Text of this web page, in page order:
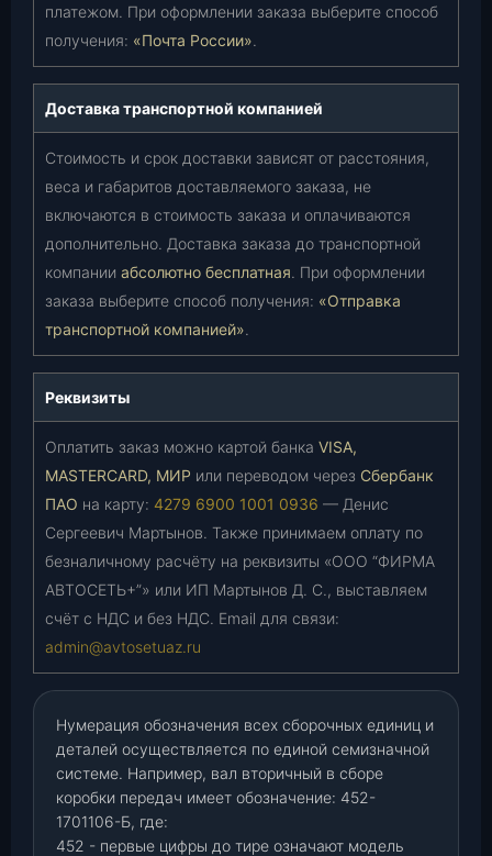
платежом. При оформлении заказа выберите способ
получения: «Почта России».
Доставка транспортной компанией
Стоимость и срок доставки зависят от расстояния,
веса и габаритов доставляемого заказа, не
включаются в стоимость заказа и оплачиваются
дополнительно. Доставка заказа до транспортной
компании абсолютно бесплатная. При оформлении
заказа выберите способ получения: «Отправка
транспортной компанией».
Реквизиты
Оплатить заказ можно картой банка VISA,
MASTERCARD, МИР или переводом через Сбербанк
ПАО на карту: 4279 6900 1001 0936 — Денис
Сергеевич Мартынов. Также принимаем оплату по
безналичному расчёту на реквизиты «ООО “ФИРМА
АВТОСЕТЬ+”» или ИП Мартынов Д. С., выставляем
счёт с НДС и без НДС. Email для связи:
admin@avtosetuaz.ru
Нумерация обозначения всех сборочных единиц и
деталей осуществляется по единой семизначной
системе. Например, вал вторичный в сборе
коробки передач имеет обозначение: 452-
1701106-Б, где:
452 - первые цифры до тире означают модель